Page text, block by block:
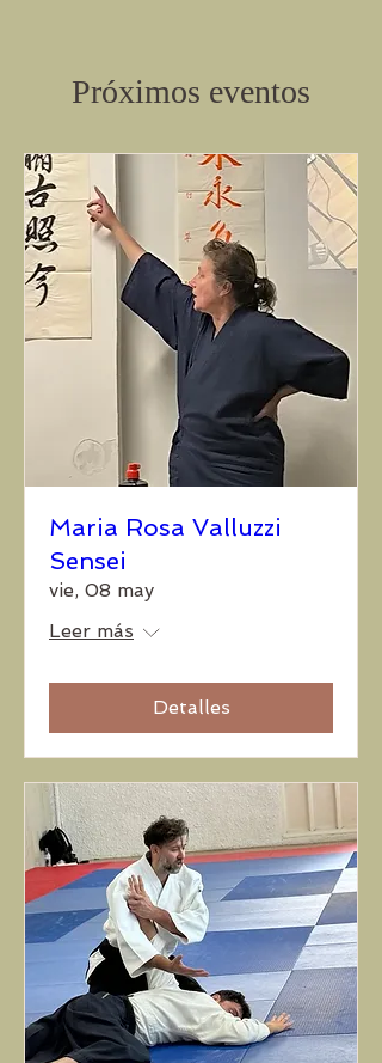
Próximos eventos
Maria Rosa Valluzzi
Sensei
vie, 08 may
Leer más
Detalles